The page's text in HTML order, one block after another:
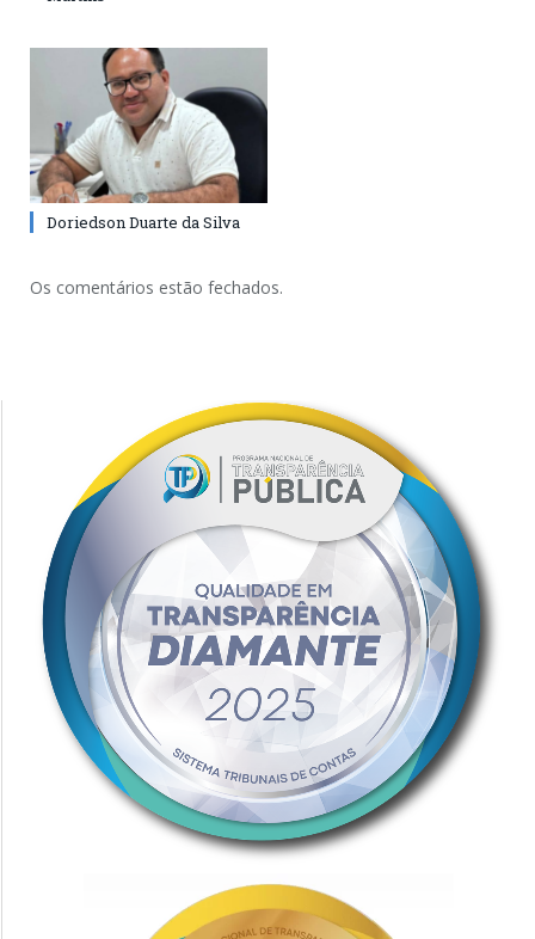
Doriedson Duarte da Silva
Os comentários estão fechados.